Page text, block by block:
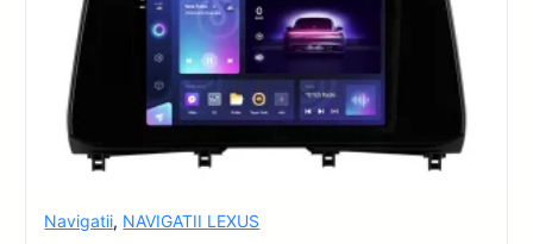
Navigatii, NAVIGATII LEXUS